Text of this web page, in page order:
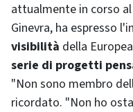
attualmente in corso al
Ginevra, ha espresso
visibilità della
serie di progetti
"Non sono membro
ricordato. "Non ho